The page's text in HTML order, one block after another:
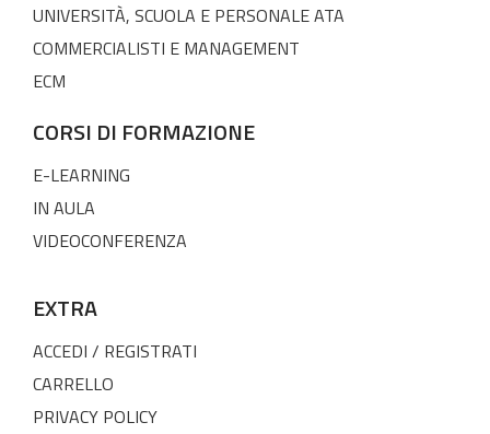
UNIVERSITÀ, SCUOLA E PERSONALE ATA
COMMERCIALISTI E MANAGEMENT
ECM
CORSI DI FORMAZIONE
E-LEARNING
IN AULA
VIDEOCONFERENZA
EXTRA
ACCEDI / REGISTRATI
CARRELLO
PRIVACY POLICY